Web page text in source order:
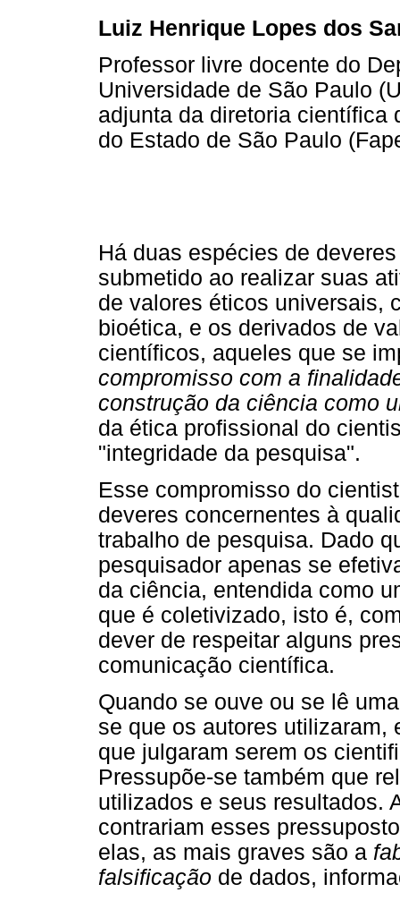
Luiz Henrique Lopes dos
Professor livre docente do
Universidade de São Paulo
adjunta da diretoria científica
do Estado de São Paulo
Há duas espécies de
submetido ao realizar suas
de valores éticos universais,
bioética, e os derivados de
científicos, aqueles que se
compromisso com a
construção da ciência como
da ética profissional do
"integridade da pesquisa".
Esse compromisso do
deveres concernentes à
trabalho de pesquisa. Dado
pesquisador apenas se
da ciência, entendida como
que é coletivizado, isto é,
dever de respeitar alguns
comunicação científica.
Quando se ouve ou se lê
se que os autores utilizaram,
que julgaram serem os
Pressupõe-se também que
utilizados e seus resultados.
contrariam esses
elas, as mais graves são a
falsificação de dados,